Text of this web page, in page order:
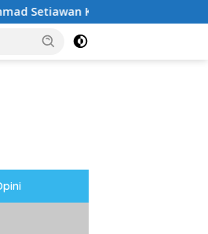
M. Sholeh: Pejuang Keadilan